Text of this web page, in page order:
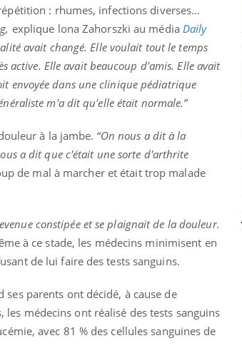
: rhumes, infections diverses…
explique lona Zahorszki au média Daily
avait changé. Elle voulait tout le temps
active. Elle avait beaucoup d'amis. Elle avait
envoyée dans une clinique pédiatrique
m'a dit qu'elle était normale.”
à la jambe. “On nous a dit à la
a dit que c'était une sorte d'arthrite
de mal à marcher et était trop malade
constipée et se plaignait de la douleur.
à ce stade, les médecins minimisent en
de lui faire des tests sanguins.
ses parents ont décidé, à cause de
les médecins ont réalisé des tests sanguins
avec 81 % des cellules sanguines de